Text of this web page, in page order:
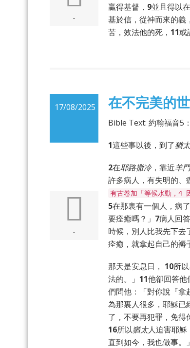
-
贏得基督， 9並且得以
基於信，從神而來的義，
苦，效法他的死， 11或
17/08/2025
-
在不完美的
Bible Text: 約翰福音5
1這些事以後，到了猶太
2在耶路撒冷，靠近羊門
許多病人，有失明的、
有古卷加「等候水動，4
5在那裏有一個人，病了
要痊癒嗎？」 7病人回
時候，別人比我先下去
痊癒，就拿起自己的褥
那天是安息日， 10所以
法的。」 11他卻回答他
們問他：「對你說『拿
為那裏人很多，耶穌已
了，不要再犯罪，免得
16所以猶太人迫害耶穌
直到如今，我也做事。」